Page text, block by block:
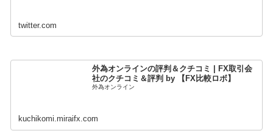
twitter.com
外為オンラインの評判＆クチコミ | FX取引会
社のクチコミ＆評判 by 【FX比較ロボ】
外為オンライン
kuchikomi.miraifx.com